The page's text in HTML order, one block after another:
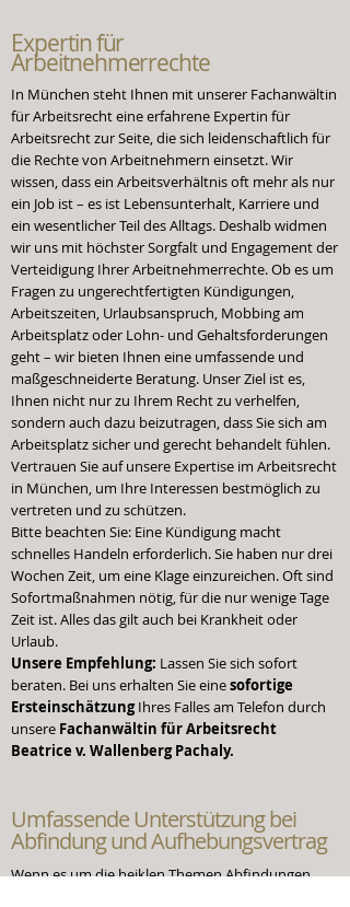
Expertinfür
Arbeitnehmerrechte
In München steht Ihnen mit unserer Fachanwältin
für Arbeitsrecht eine erfahrene Expertin für
Arbeitsrecht zur Seite, die sich leidenschaftlich für
die Rechte von Arbeitnehmern einsetzt. Wir
wissen, dass ein Arbeitsverhältnis oft mehr als nur
ein Job ist – es ist Lebensunterhalt, Karriere und
ein wesentlicher Teil des Alltags. Deshalb widmen
wir uns mit höchster Sorgfalt und Engagement der
Verteidigung Ihrer Arbeitnehmerrechte. Ob es um
Fragen zu ungerechtfertigten Kündigungen,
Arbeitszeiten, Urlaubsanspruch, Mobbing am
Arbeitsplatz oder Lohn- und Gehaltsforderungen
geht – wir bieten Ihnen eine umfassende und
maßgeschneiderte Beratung. Unser Ziel ist es,
Ihnen nicht nur zu Ihrem Recht zu verhelfen,
sondern auch dazu beizutragen, dass Sie sich am
Arbeitsplatz sicher und gerecht behandelt fühlen.
Vertrauen Sie auf unsere Expertise im Arbeitsrecht
in München, um Ihre Interessen bestmöglich zu
vertreten und zu schützen.
Bitte beachten Sie: Eine Kündigung macht
schnelles Handeln erforderlich. Sie haben nur drei
Wochen Zeit, um eine Klage einzureichen. Oft sind
Sofortmaßnahmen nötig, für die nur wenige Tage
Zeit ist. Alles das gilt auch bei Krankheit oder
Urlaub.
Unsere Empfehlung: Lassen Sie sich sofort
beraten. Bei uns erhalten Sie einesofortige
ErsteinschätzungIhres Falles am Telefon durch
unsere Fachanwältin für Arbeitsrecht
Beatrice v. Wallenberg Pachaly.
Umfassende Unterstützungbei
Abfindung und Aufhebungsvertrag
Wenn es um die heiklen Themen Abfindungen